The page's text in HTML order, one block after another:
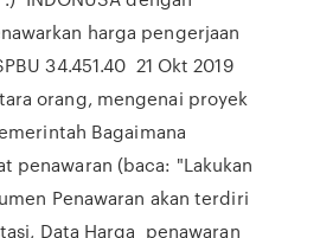
harga pengerjaan
34.451.40 21 Okt 2019
orang, mengenai proyek
Bagaimana
penawaran (baca: "Lakukan
Penawaran akan terdiri
Data Harga penawaran